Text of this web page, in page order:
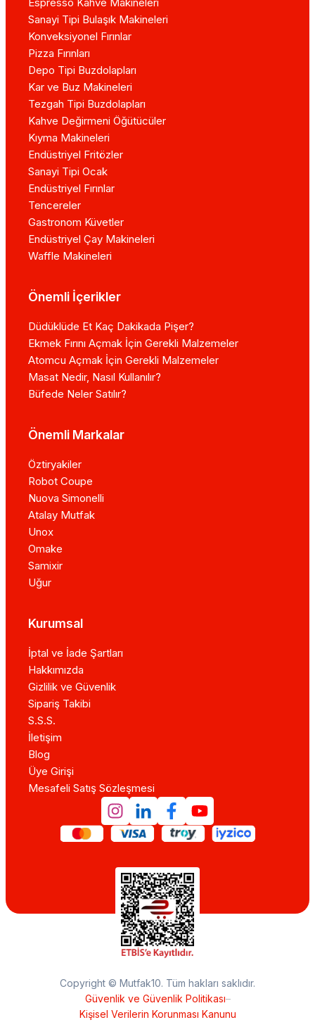
Sanayi Tipi Bulaşık Makineleri
Konveksiyonel Fırınlar
Pizza Fırınları
Depo Tipi Buzdolapları
Kar ve Buz Makineleri
Tezgah Tipi Buzdolapları
Kahve Değirmeni Öğütücüler
Kıyma Makineleri
Endüstriyel Fritözler
Sanayi Tipi Ocak
Endüstriyel Fırınlar
Tencereler
Gastronom Küvetler
Endüstriyel Çay Makineleri
Waffle Makineleri
Önemli İçerikler
Düdüklüde Et Kaç Dakikada Pişer?
Ekmek Fırını Açmak İçin Gerekli Malzemeler
Atomcu Açmak İçin Gerekli Malzemeler
Masat Nedir, Nasıl Kullanılır?
Büfede Neler Satılır?
Önemli Markalar
Öztiryakiler
Robot Coupe
Nuova Simonelli
Atalay Mutfak
Unox
Omake
Samixir
Uğur
Kurumsal
İptal ve İade Şartları
Hakkımızda
Gizlilik ve Güvenlik
Sipariş Takibi
S.S.S.
İletişim
Blog
Üye Girişi
Mesafeli Satış Sözleşmesi
Copyright © Mutfak10. Tüm hakları saklıdır.
Güvenlik ve Güvenlik Politikası–
Kişisel Verilerin Korunması Kanunu